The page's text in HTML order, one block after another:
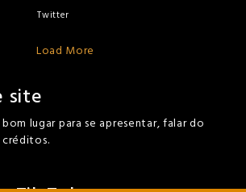
Twitter
Load More
site
lugar para se apresentar, falar do